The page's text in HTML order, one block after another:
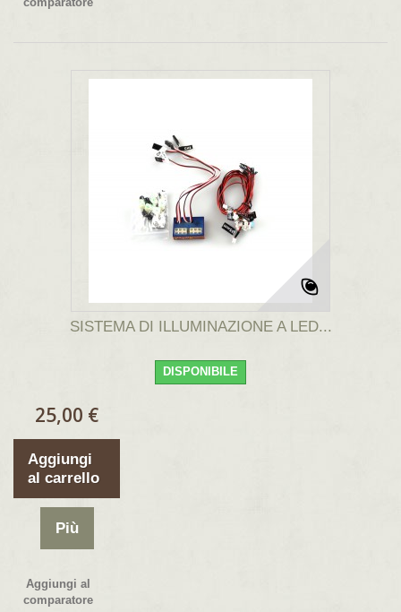
SISTEMA DI ILLUMINAZIONE A LED...
DISPONIBILE
25,00 €
Aggiungi
al carrello
Più
Aggiungi al
comparatore